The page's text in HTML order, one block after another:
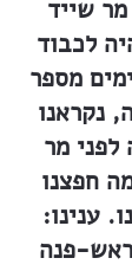
מר שייד
לכבוד
מספר
נקראנו
מר
חפצנו
ענינו:
פנה